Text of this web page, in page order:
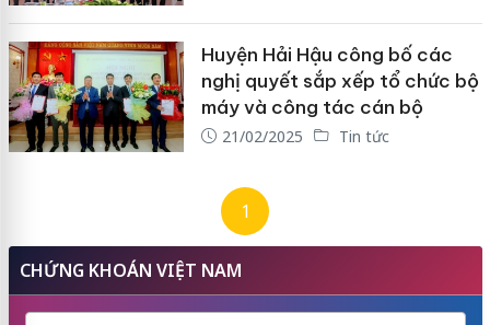
Huyện Hải Hậu công bố các
nghị quyết sắp xếp tổ chức bộ
máy và công tác cán bộ
21/02/2025 Tin tức
1
CHỨNG KHOÁN VIỆT NAM